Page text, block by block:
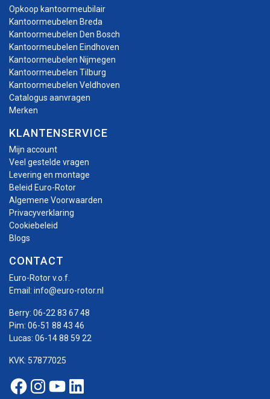
Opkoop kantoormeubilair
Kantoormeubelen Breda
Kantoormeubelen Den Bosch
Kantoormeubelen Eindhoven
Kantoormeubelen Nijmegen
Kantoormeubelen Tilburg
Kantoormeubelen Veldhoven
Catalogus aanvragen
Merken
KLANTENSERVICE
Mijn account
Veel gestelde vragen
Levering en montage
Beleid Euro-Rotor
Algemene Voorwaarden
Privacyverklaring
Cookiebeleid
Blogs
CONTACT
Euro-Rotor v.o.f.
Email: info@euro-rotor.nl
Berry: 06-22 83 67 48
Pim: 06-51 88 43 46
Lucas: 06-14 88 59 22
KVK: 57877025
Facebook Euro-rotor
Instagram Euro-rotor
Youtube Euro-rotor
Linkedin Euro-rotor